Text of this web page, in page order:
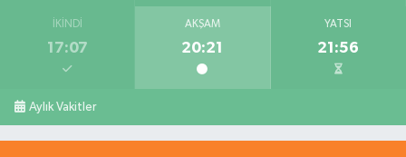
İKINDI
17:07
AKŞAM
20:21
YATSI
21:56
Aylık Vakitler